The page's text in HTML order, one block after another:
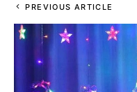
PREVIOUS ARTICLE